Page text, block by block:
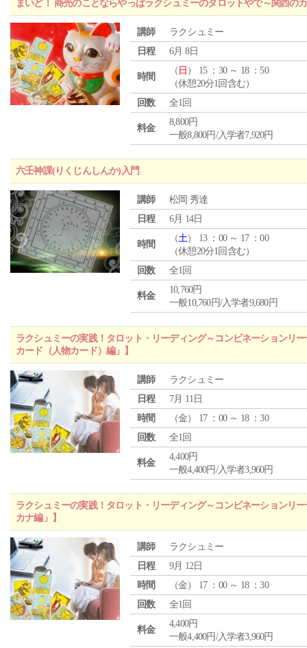
まいど！ 商売のことならやっぱラクシュミーのタロットやで～関西の
講師
ラクシュミー
日程
6月 8日
時間
（ 日 ） 15 ：30 ～ 18 ：50
（休憩20分1回含む）
回数
全1回
料金
8,800円
一般8,800円/入学者7,920円
六壬神課(りくじんしんか)入門
講師
松岡 秀達
日程
6月 14日
時間
（土） 13 ：00 ～ 17 ：00
（休憩20分1回含む）
回数
全1回
料金
10,760円
一般10,760円/入学者9,680円
ラクシュミーの実践！タロット・リーディング～コンビネーションリ
カード（人物カード）編」】
講師
ラクシュミー
日程
7月 11日
時間
（金） 17 ：00 ～ 18 ：30
回数
全1回
料金
4,400円
一般4,400円/入学者3,960円
ラクシュミーの実践！タロット・リーディング～コンビネーションリ
カナ編」】
講師
ラクシュミー
日程
9月 12日
時間
（金） 17 ：00 ～ 18 ：30
回数
全1回
料金
4,400円
一般4,400円/入学者3,960円